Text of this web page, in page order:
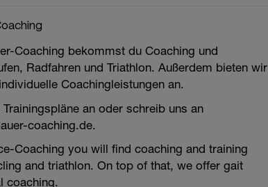
Coaching bekommst du Coaching und
Radfahren und Triathlon. Außerdem bieten wir
Coachingleistungen an.
an oder schreib uns an
coaching.de.
Coaching you will find coaching and training
and triathlon. On top of that, we offer gait
coaching.